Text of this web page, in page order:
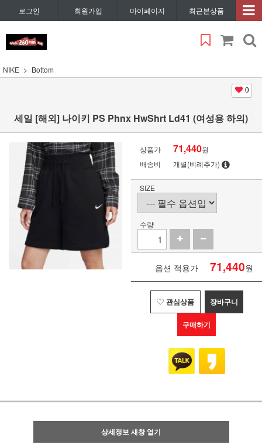
로그인 회원가입 마이페이지 최근본상품
NIKE Bottom
0
세일 [해외] 나이키 PS Phnx HwShrt Ld41 (여성용 하의)
상품가 71,440원
배송비
개별(비례추가)
SIZE
수량
옵션 적용가 71,440원
관심상품 장바구니
구매하기
상세정보 새창 열기